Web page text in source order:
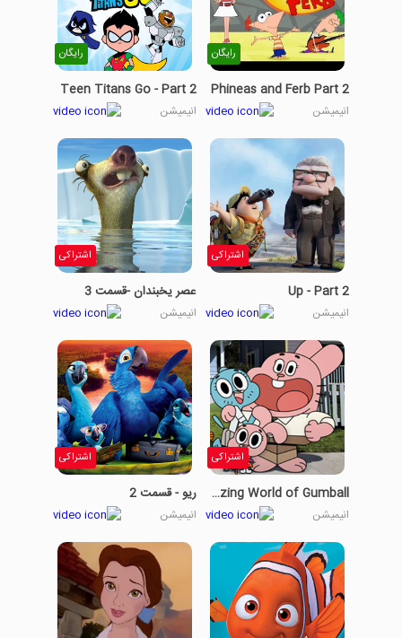
رایگان
Phineas and Ferb Part 2
انیمیشن
رایگان
Teen Titans Go - Part 2
انیمیشن
اشتراکی
Up - Part 2
انیمیشن
اشتراکی
عصر یخبندان -قسمت 3
انیمیشن
اشتراکی
The Amazing World of Gumball
انیمیشن
اشتراکی
ریو - قسمت 2
انیمیشن